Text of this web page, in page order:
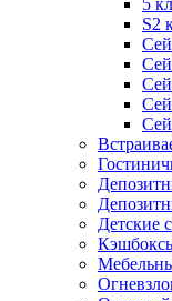
5
S2
Детские